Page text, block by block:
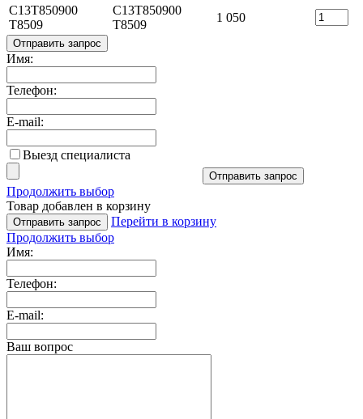
C13T850900
T8509
C13T850900
T8509
1 050
Отправить запрос
Имя:
Телефон:
E-mail:
Выезд специалиста
Отправить запрос
Продолжить выбор
Товар добавлен в корзину
Отправить запрос
Перейти в корзину
Продолжить выбор
Имя:
Телефон:
E-mail:
Ваш вопрос